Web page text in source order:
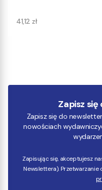
Cena
41,12 zł
Zapisz
Zapisz się do
nowościach
Zapisując się, akceptujesz
Newslettera).